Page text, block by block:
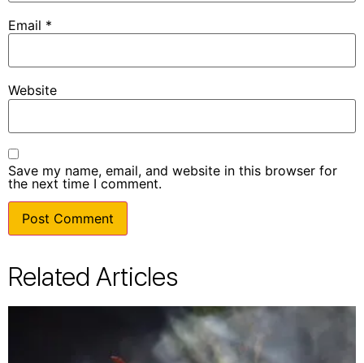
Email *
Website
Save my name, email, and website in this browser for
the next time I comment.
Related Articles